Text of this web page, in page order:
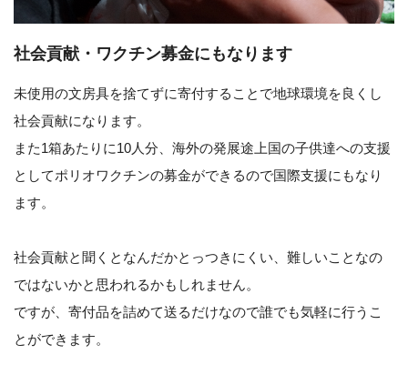
社会貢献・ワクチン募金にもなります
未使用の文房具を捨てずに寄付することで地球環境を良くし
社会貢献になります。
また1箱あたりに10人分、海外の発展途上国の子供達への支援
としてポリオワクチンの募金ができるので国際支援にもなり
ます。
社会貢献と聞くとなんだかとっつきにくい、難しいことなの
ではないかと思われるかもしれません。
ですが、寄付品を詰めて送るだけなので誰でも気軽に行うこ
とができます。